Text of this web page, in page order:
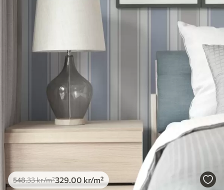
548.33kr/m²329.00 kr/m²